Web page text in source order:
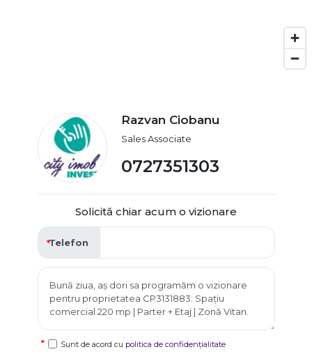
Razvan Ciobanu
Sales Associate
0727351303
Solicită chiar acum o vizionare
Telefon
Sunt de acord cu politica de confidențialitate